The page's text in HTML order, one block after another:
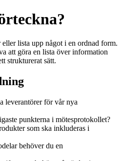
lista upp något i en ordnad form.
att göra en lista över information
strukturerat sätt.
leverantörer för vår nya
punkterna i mötesprotokollet?
som ska inkluderas i
behöver du en